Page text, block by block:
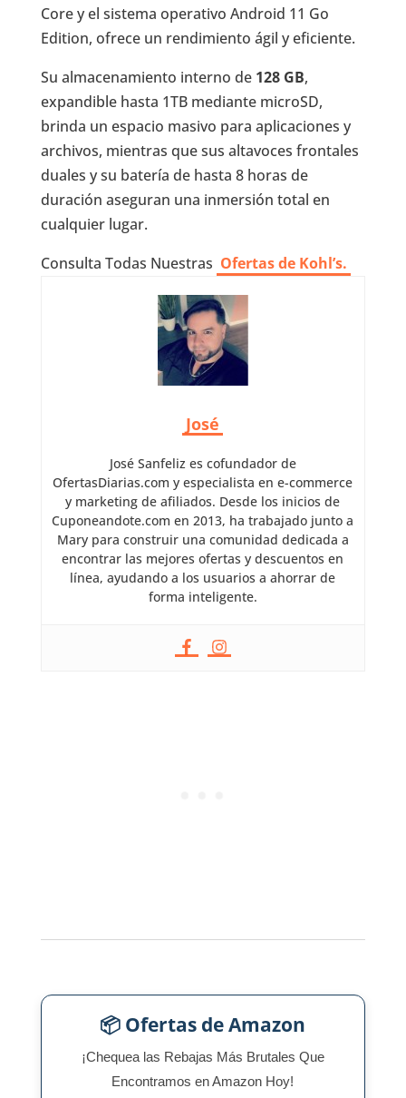
Core y el sistema operativo Android 11 Go
Edition, ofrece un rendimiento ágil y eficiente.
Su almacenamiento interno de 128 GB,
expandible hasta 1TB mediante microSD,
brinda un espacio masivo para aplicaciones y
archivos, mientras que sus altavoces frontales
duales y su batería de hasta 8 horas de
duración aseguran una inmersión total en
cualquier lugar.
Consulta Todas Nuestras Ofertas de Kohl’s.
José
José Sanfeliz es cofundador de
OfertasDiarias.com y especialista en e-commerce
y marketing de afiliados. Desde los inicios de
Cuponeandote.com en 2013, ha trabajado junto a
Mary para construir una comunidad dedicada a
encontrar las mejores ofertas y descuentos en
línea, ayudando a los usuarios a ahorrar de
forma inteligente.
📦 Ofertas de Amazon
¡Chequea las Rebajas Más Brutales Que
Encontramos en Amazon Hoy!